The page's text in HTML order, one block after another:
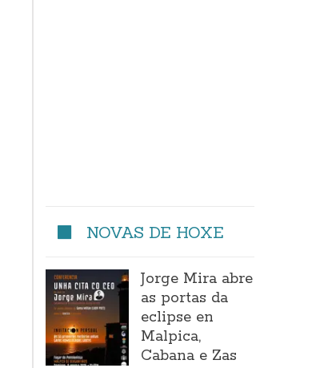
NOVAS DE HOXE
Jorge Mira abre
as portas da
eclipse en
Malpica,
Cabana e Zas